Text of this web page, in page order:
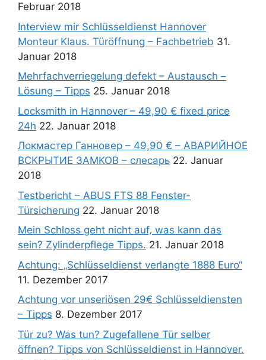
Februar 2018
Interview mir Schlüsseldienst Hannover
Monteur Klaus. Türöffnung – Fachbetrieb 31.
Januar 2018
Mehrfachverriegelung defekt – Austausch –
Lösung – Tipps 25. Januar 2018
Locksmith in Hannover – 49,90 € fixed price
24h 22. Januar 2018
Локмастер Ганновер – 49,90 € – АВАРИЙНОЕ
ВСКРЫТИЕ ЗАМКОВ – слесарь 22. Januar
2018
Testbericht – ABUS FTS 88 Fenster-
Türsicherung 22. Januar 2018
Mein Schloss geht nicht auf, was kann das
sein? Zylinderpflege Tipps. 21. Januar 2018
Achtung: „Schlüsseldienst verlangte 1888 Euro“
11. Dezember 2017
Achtung vor unseriösen 29€ Schlüsseldiensten
– Tipps 8. Dezember 2017
Tür zu? Was tun? Zugefallene Tür selber
öffnen? Tipps von Schlüsseldienst in Hannover.